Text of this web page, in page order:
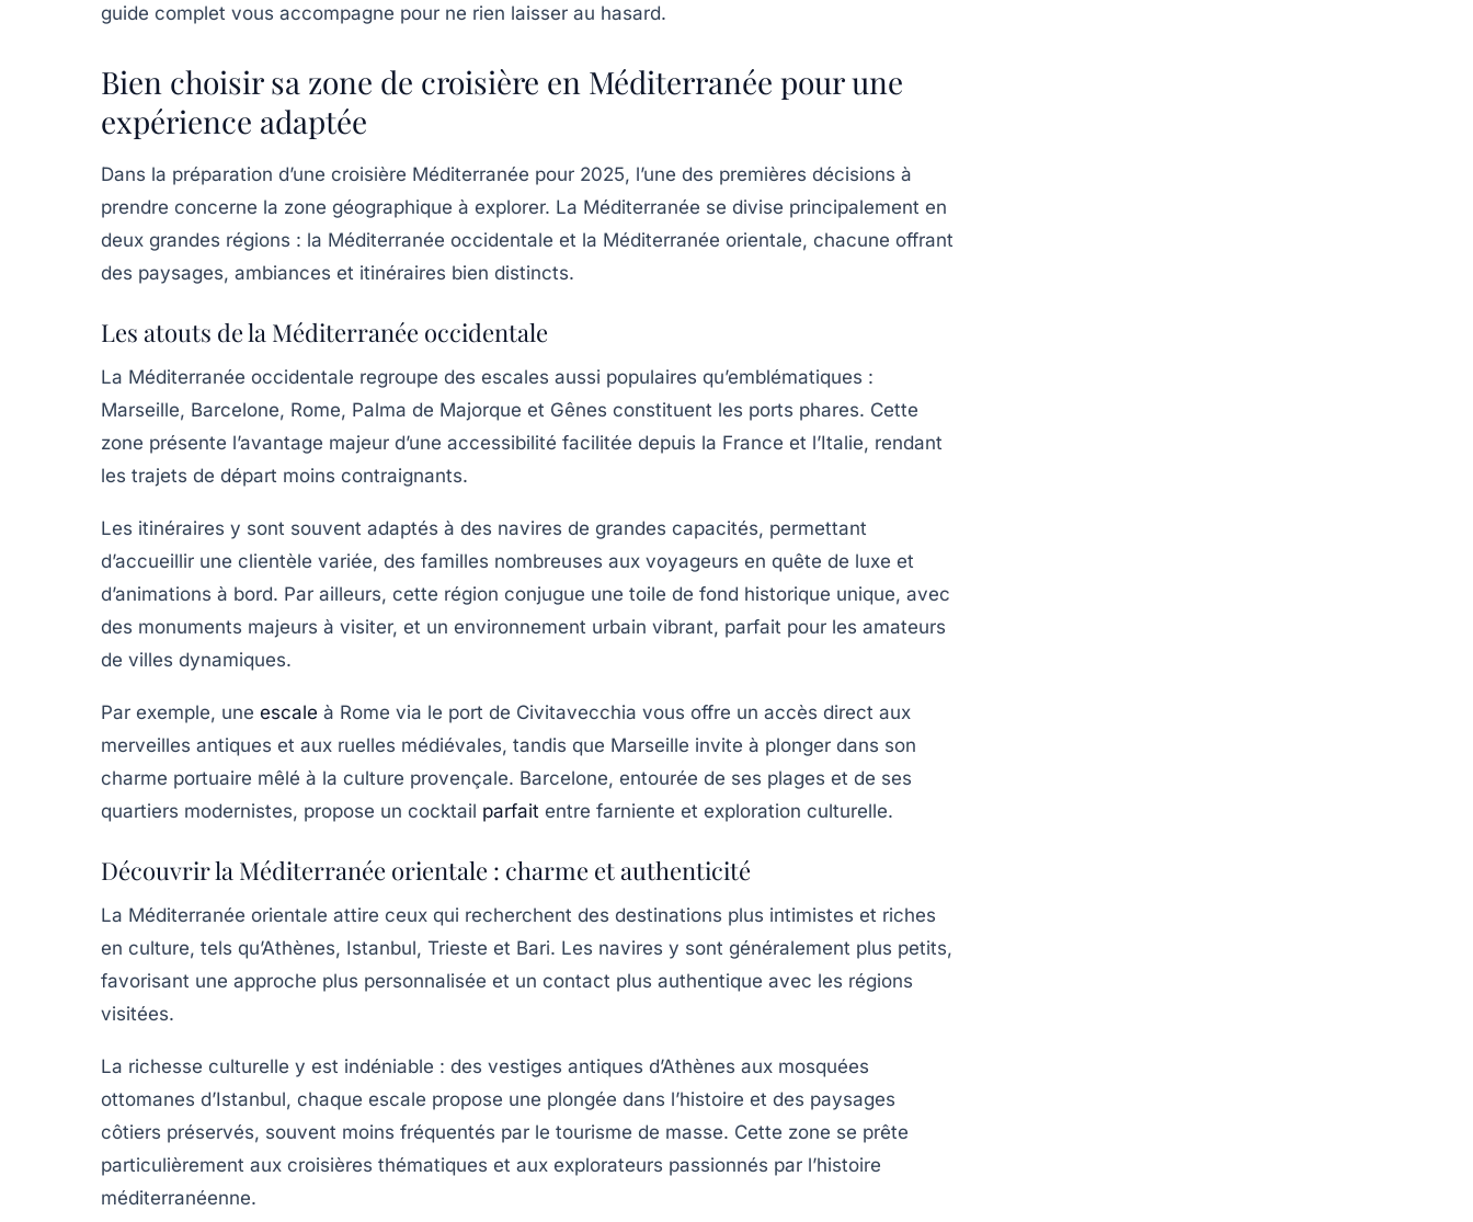
guide complet vous accompagne pour ne rien laisser au hasard.
Bien choisir sa zone de croisière en Méditerranée pour une
expérience adaptée
Dans la préparation d’une croisière Méditerranée pour 2025, l’une des premières décisions à
prendre concerne la zone géographique à explorer. La Méditerranée se divise principalement en
deux grandes régions : la Méditerranée occidentale et la Méditerranée orientale, chacune offrant
des paysages, ambiances et itinéraires bien distincts.
Les atouts de la Méditerranée occidentale
La Méditerranée occidentale regroupe des escales aussi populaires qu’emblématiques :
Marseille, Barcelone, Rome, Palma de Majorque et Gênes constituent les ports phares. Cette
zone présente l’avantage majeur d’une accessibilité facilitée depuis la France et l’Italie, rendant
les trajets de départ moins contraignants.
Les itinéraires y sont souvent adaptés à des navires de grandes capacités, permettant
d’accueillir une clientèle variée, des familles nombreuses aux voyageurs en quête de luxe et
d’animations à bord. Par ailleurs, cette région conjugue une toile de fond historique unique, avec
des monuments majeurs à visiter, et un environnement urbain vibrant, parfait pour les amateurs
de villes dynamiques.
Par exemple, une escale à Rome via le port de Civitavecchia vous offre un accès direct aux
merveilles antiques et aux ruelles médiévales, tandis que Marseille invite à plonger dans son
charme portuaire mêlé à la culture provençale. Barcelone, entourée de ses plages et de ses
quartiers modernistes, propose un cocktail parfait entre farniente et exploration culturelle.
Découvrir la Méditerranée orientale : charme et authenticité
La Méditerranée orientale attire ceux qui recherchent des destinations plus intimistes et riches
en culture, tels qu’Athènes, Istanbul, Trieste et Bari. Les navires y sont généralement plus petits,
favorisant une approche plus personnalisée et un contact plus authentique avec les régions
visitées.
La richesse culturelle y est indéniable : des vestiges antiques d’Athènes aux mosquées
ottomanes d’Istanbul, chaque escale propose une plongée dans l’histoire et des paysages
côtiers préservés, souvent moins fréquentés par le tourisme de masse. Cette zone se prête
particulièrement aux croisières thématiques et aux explorateurs passionnés par l’histoire
méditerranéenne.